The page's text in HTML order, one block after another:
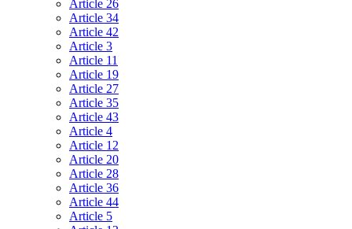
Article 26
Article 34
Article 42
Article 3
Article 11
Article 19
Article 27
Article 35
Article 43
Article 4
Article 12
Article 20
Article 28
Article 36
Article 44
Article 5